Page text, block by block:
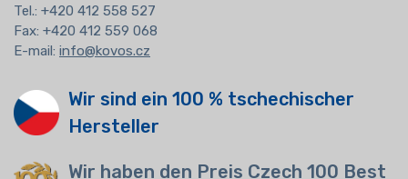
Tel.: +420 412 558 527
Fax: +420 412 559 068
E-mail: info@kovos.cz
Wir sind ein 100 % tschechischer
Hersteller
Wir haben den Preis Czech 100 Best